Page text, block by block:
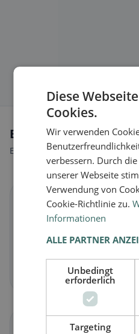
Ernährungsweisen in
Entdecke Restaurants passend
Vegan in Lancy
Jetzt entdecken →
Diese
Cookies.
Wir verwenden
verbessern. Durch
unserer Webseite
Verwendung von
Cookie-Richtlinie zu.
Informationen
ALLE PARTNER
Unbedingt
erforderlich
Targeting